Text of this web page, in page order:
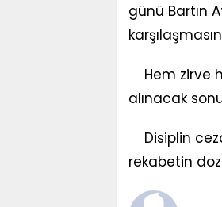
günü Bartın
Hem zirve
alınacak
Disiplin
rekabetin